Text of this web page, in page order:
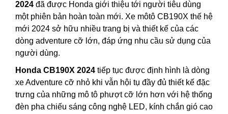
2024 đã được Honda giới thiệu tới người tiêu dùng
một phiên bản hoàn toàn mới. Xe môtô CB190X thế hệ
mới 2024 sở hữu nhiều trang bị và thiết kế của các
dòng adventure cỡ lớn, đáp ứng nhu cầu sử dụng của
người dùng.
Honda CB190X 2024 tiếp tục được định hình là dòng
xe Adventure cỡ nhỏ khi vẫn hội tụ đầy đủ thiết kế đặc
trưng của những mô tô phượt cỡ lớn hơn với hệ thống
đèn pha chiếu sáng công nghệ LED, kính chắn gió cao